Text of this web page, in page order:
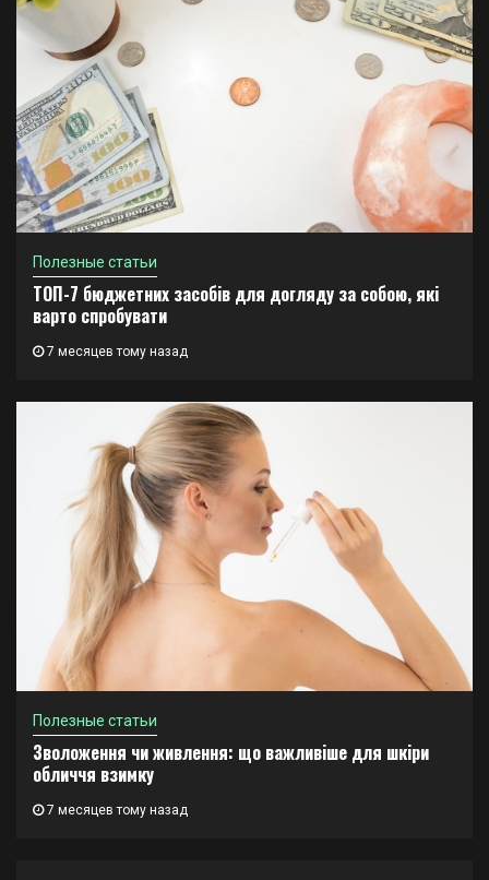
Полезные статьи
ТОП-7 бюджетних засобів для догляду за собою, які
варто спробувати
7 месяцев тому назад
Полезные статьи
Зволоження чи живлення: що важливіше для шкіри
обличчя взимку
7 месяцев тому назад